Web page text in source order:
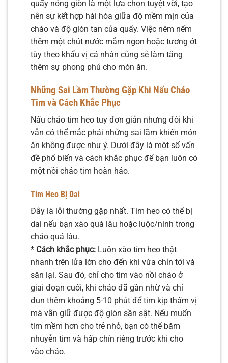
quẩy nóng giòn là một lựa chọn tuyệt vời, tạo
nên sự kết hợp hài hòa giữa độ mềm mịn của
cháo và độ giòn tan của quẩy. Việc nêm nếm
thêm một chút nước mắm ngon hoặc tương ớt
tùy theo khẩu vị cá nhân cũng sẽ làm tăng
thêm sự phong phú cho món ăn.
Những Sai Lầm Thường Gặp Khi Nấu Cháo
Tim và Cách Khắc Phục
Nấu cháo tim heo tuy đơn giản nhưng đôi khi
vẫn có thể mắc phải những sai lầm khiến món
ăn không được như ý. Dưới đây là một số vấn
đề phổ biến và cách khắc phục để bạn luôn có
một nồi cháo tim hoàn hảo.
Tim Heo Bị Dai
Đây là lỗi thường gặp nhất. Tim heo có thể bị
dai nếu bạn xào quá lâu hoặc luộc/ninh trong
cháo quá lâu.
* Cách khắc phục: Luôn xào tim heo thật
nhanh trên lửa lớn cho đến khi vừa chín tới và
săn lại. Sau đó, chỉ cho tim vào nồi cháo ở
giai đoạn cuối, khi cháo đã gần nhừ và chỉ
đun thêm khoảng 5-10 phút để tim kịp thấm vị
mà vẫn giữ được độ giòn sần sật. Nếu muốn
tim mềm hơn cho trẻ nhỏ, bạn có thể băm
nhuyễn tim và hấp chín riêng trước khi cho
vào cháo.